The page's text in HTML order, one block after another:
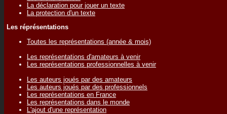
La déclaration pour jouer un texte
La protection d'un texte
Les réprésentations
Toutes les représentations (année & mois)
Les représentations d'amateurs à venir
Les représentations professionnelles à venir
Les auteurs joués par des amateurs
Les auteurs joués par des professionnels
Les représentations en France
Les représentations dans le monde
L'ajout d'une représentation